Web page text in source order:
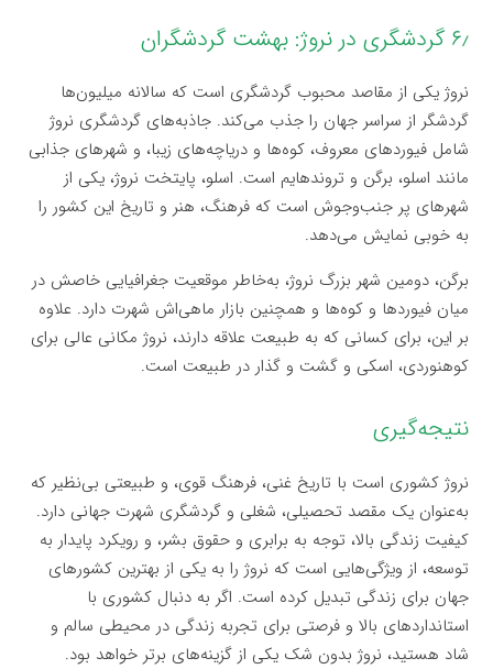
۶٫ گردشگری در نروژ: بهشت گردشگران
نروژ یکی از مقاصد محبوب گردشگری است که سالانه میلیون‌ها
گردشگر از سراسر جهان را جذب می‌کند. جاذبه‌های گردشگری نروژ
شامل فیوردهای معروف، کوه‌ها و دریاچه‌های زیبا، و شهرهای جذابی
مانند اسلو، برگن و تروندهایم است. اسلو، پایتخت نروژ، یکی از
شهرهای پر جنب‌وجوش است که فرهنگ، هنر و تاریخ این کشور را
به خوبی نمایش می‌دهد.
برگن، دومین شهر بزرگ نروژ، به‌خاطر موقعیت جغرافیایی خاصش در
میان فیوردها و کوه‌ها و همچنین بازار ماهی‌اش شهرت دارد. علاوه
بر این، برای کسانی که به طبیعت علاقه دارند، نروژ مکانی عالی برای
کوهنوردی، اسکی و گشت و گذار در طبیعت است.
نتیجه‌گیری
نروژ کشوری است با تاریخ غنی، فرهنگ قوی، و طبیعتی بی‌نظیر که
به‌عنوان یک مقصد تحصیلی، شغلی و گردشگری شهرت جهانی دارد.
کیفیت زندگی بالا، توجه به برابری و حقوق بشر، و رویکرد پایدار به
توسعه، از ویژگی‌هایی است که نروژ را به یکی از بهترین کشورهای
جهان برای زندگی تبدیل کرده است. اگر به دنبال کشوری با
استانداردهای بالا و فرصتی برای تجربه زندگی در محیطی سالم و
شاد هستید، نروژ بدون شک یکی از گزینه‌های برتر خواهد بود.